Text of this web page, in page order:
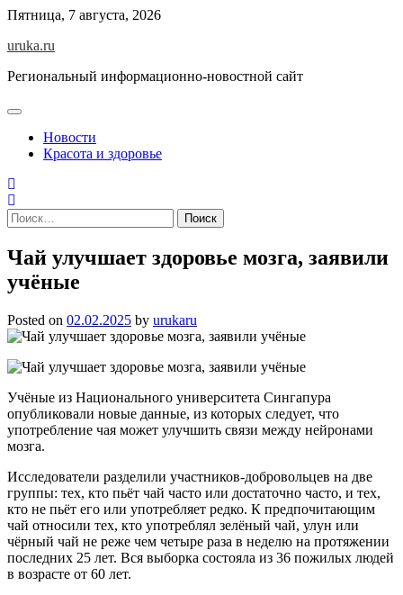
Skip
content
Пятница, 7 августа, 2026
uruka.ru
Региональный информационно-новостной сайт
Новости
Красота и здоровье
Найти:
Чай улучшает здоровье мозга, заявили
учёные
Posted on 02.02.2025 by urukaru
Учёные из Национального университета Сингапура
опубликовали новые данные, из которых следует, что
употребление чая может улучшить связи между нейронами
мозга.
Исследователи разделили участников-добровольцев на две
группы: тех, кто пьёт чай часто или достаточно часто, и тех,
кто не пьёт его или употребляет редко. К предпочитающим
чай относили тех, кто употреблял зелёный чай, улун или
чёрный чай не реже чем четыре раза в неделю на протяжении
последних 25 лет. Вся выборка состояла из 36 пожилых людей
в возрасте от 60 лет.